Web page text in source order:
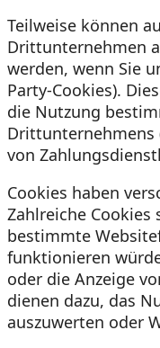
Teilweise können
Drittunternehmen
werden, wenn Sie
Party-Cookies).
die Nutzung
Drittunternehmens
von
Cookies haben
Zahlreiche
bestimmte
funktionieren
oder die Anzeige
dienen dazu, das
auszuwerten oder